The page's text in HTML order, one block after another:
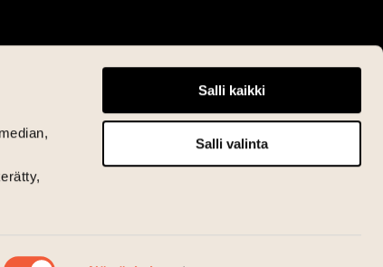
Salli kaikki
Salli valinta